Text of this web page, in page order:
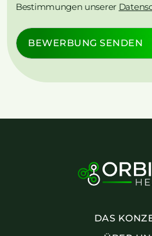
Bestimmungen unserer
BEWERBUNG SENDEN
DAS